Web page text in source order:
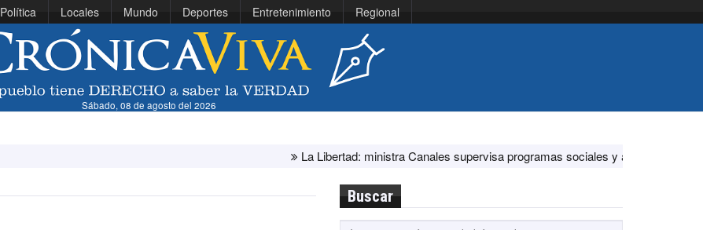
Política Locales Mundo Deportes Entretenimiento Regional
Sábado, 08 de agosto del 2026
La Libertad: ministra Canales supervisa programas sociales y acciones ante El Niño
Buscar